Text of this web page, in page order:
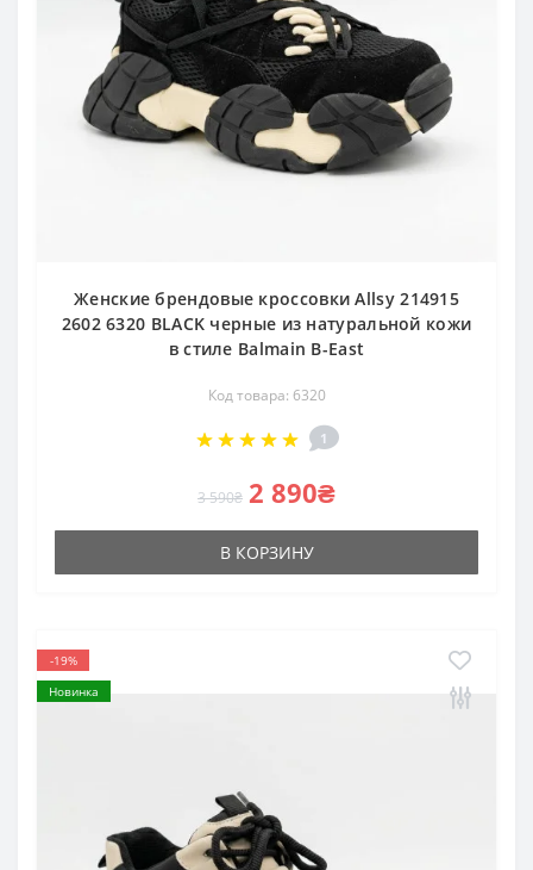
Женские брендовые кроссовки Allsy 214915
2602 6320 BLACK черные из натуральной кожи
в стиле Balmain B-East
Код товара: 6320
1
3 590₴ 2 890₴
В КОРЗИНУ
-19%
Новинка